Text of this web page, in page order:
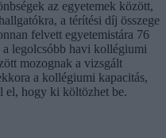
az egyetemek között,
a térítési díj összege
felvett egyetemistára 76
legolcsóbb havi kollégiumi
mozognak a vizsgált
a kollégiumi kapacitás,
el, hogy ki költözhet be.